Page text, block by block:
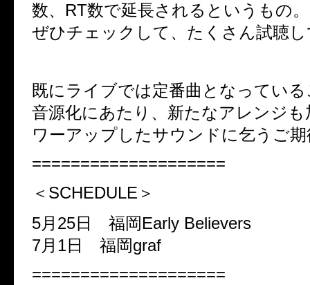
数、RT数で延長されるというもの。
ぜひチェックして、たくさん試聴
既にライブでは定番曲となってい
音源化にあたり、新たなアレンジ
ワーアップしたサウンドに乞うご期
====================
＜SCHEDULE＞
5月25日 福岡Early Believers
7月1日 福岡graf
====================